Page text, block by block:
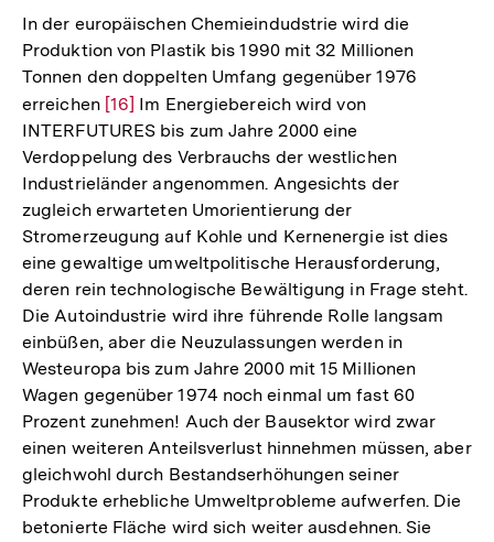
In der europäischen Chemieindudstrie wird die
Produktion von Plastik bis 1990 mit 32 Millionen
Tonnen den doppelten Umfang gegenüber 1976
erreichen Zur
Auflösung
der
Fußnote
[16] Im Energiebereich wird von
INTERFUTURES bis zum Jahre 2000 eine
Verdoppelung des Verbrauchs der westlichen
Industrieländer angenommen. Angesichts der
zugleich erwarteten Umorientierung der
Stromerzeugung auf Kohle und Kernenergie ist dies
eine gewaltige umweltpolitische Herausforderung,
deren rein technologische Bewältigung in Frage steht.
Die Autoindustrie wird ihre führende Rolle langsam
einbüßen, aber die Neuzulassungen werden in
Westeuropa bis zum Jahre 2000 mit 15 Millionen
Wagen gegenüber 1974 noch einmal um fast 60
Prozent zunehmen! Auch der Bausektor wird zwar
einen weiteren Anteilsverlust hinnehmen müssen, aber
gleichwohl durch Bestandserhöhungen seiner
Produkte erhebliche Umweltprobleme aufwerfen. Die
betonierte Fläche wird sich weiter ausdehnen. Sie